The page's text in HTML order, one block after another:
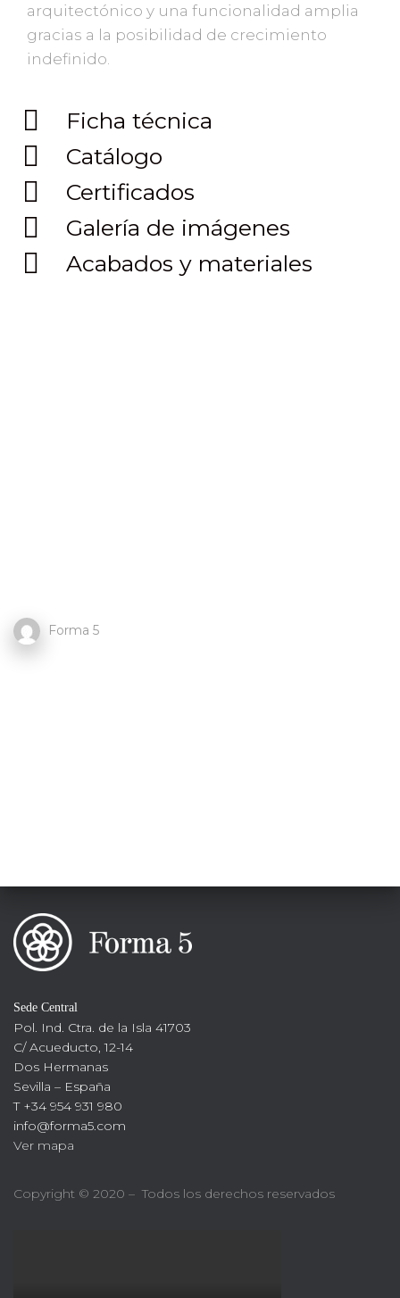
arquitectónico y una funcionalidad amplia
gracias a la posibilidad de crecimiento
indefinido.
Ficha técnica
Catálogo
Certificados
Galería de imágenes
Acabados y materiales
Forma 5
Sede Central
Pol. Ind. Ctra. de la Isla 41703
C/ Acueducto, 12-14
Dos Hermanas
Sevilla – España
T +34 954 931 980
info@forma5.com
Ver mapa
Copyright © 2020 – Todos los derechos reservados